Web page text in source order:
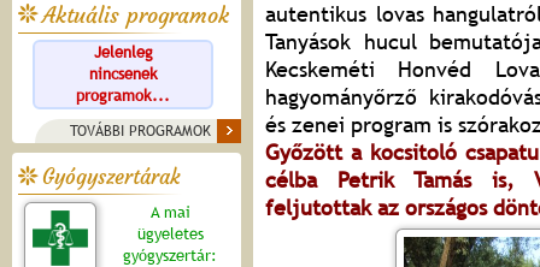
Aktuális programok
Jelenleg
nincsenek
programok...
TOVÁBBI PROGRAMOK
Gyógyszertárak
A mai
ügyeletes
gyógyszertár:
autentikus lovas
Tanyások hucul
Kecskeméti Honvéd
hagyományőrző
és zenei program is
Győzött a kocsitoló
célba Petrik Tamás is,
feljutottak az országos